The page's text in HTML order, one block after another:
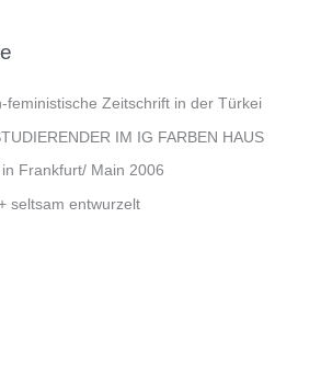
feministische Zeitschrift in der Türkei
IM IG FARBEN HAUS
in Frankfurt/ Main 2006
seltsam entwurzelt